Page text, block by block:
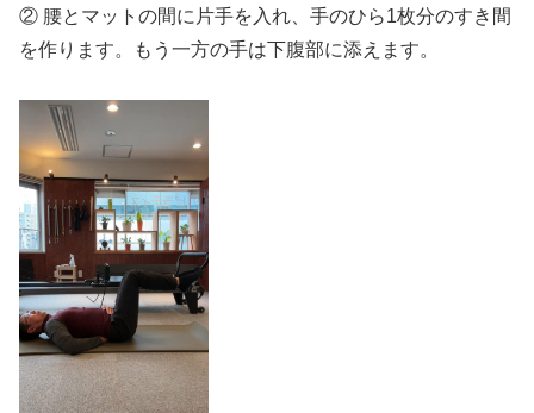
② 腰とマットの間に片手を入れ、手のひら1枚分のすき間
を作ります。もう一方の手は下腹部に添えます。